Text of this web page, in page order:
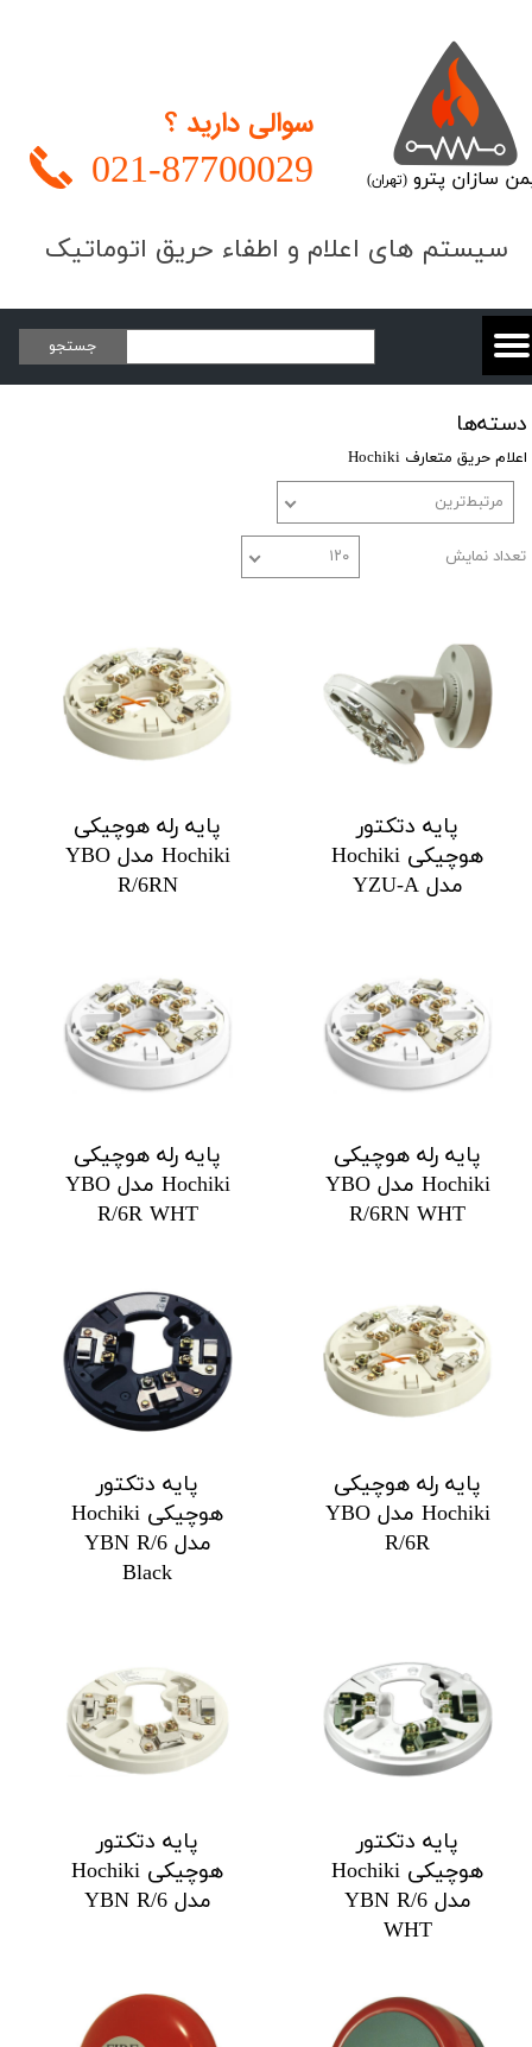
​​​سیستم های اعلام و اطفاء حریق اتوماتیک
سازان پترو(تهران)
سوالی دارید ؟
021-87700029
جستجو
دسته‌ها
اعلام حریق متعارف Hochiki
مرتبط‌ترین
تعداد نمایش ۱۲۰
پایه دتکتور
هوچیکی Hochiki
مدل YZU-A
پایه رله هوچیکی
Hochiki مدل YBO
R/6RN
پایه رله هوچیکی
Hochiki مدل YBO
R/6RN WHT
پایه رله هوچیکی
Hochiki مدل YBO
R/6R WHT
پایه رله هوچیکی
Hochiki مدل YBO
R/6R
پایه دتکتور
هوچیکی Hochiki
مدل YBN R/6
Black
پایه دتکتور
هوچیکی Hochiki
مدل YBN R/6
WHT
پایه دتکتور
هوچیکی Hochiki
مدل YBN R/6